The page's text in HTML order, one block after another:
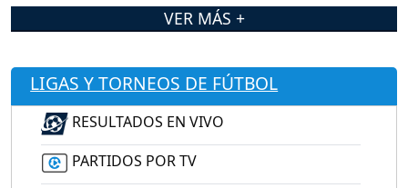
VER MÁS +
LIGAS Y TORNEOS DE FÚTBOL
RESULTADOS EN VIVO
PARTIDOS POR TV